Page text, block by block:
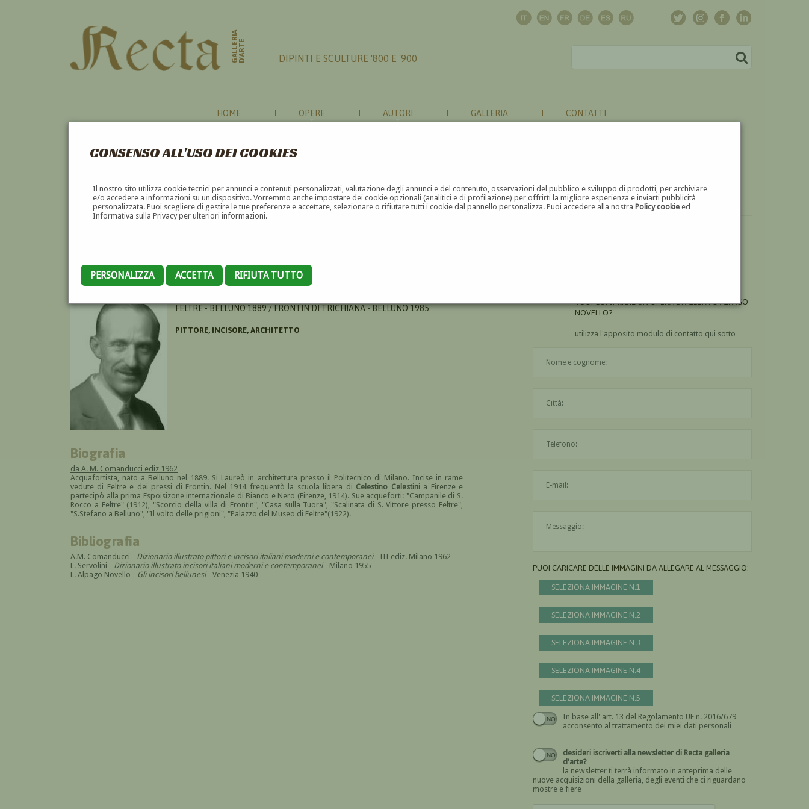
CONSENSO ALL'USO DEI COOKIES
Il nostro sito utilizza cookie tecnici per annunci e contenuti personalizzati, valutazione degli annunci e del contenuto, osservazioni del pubblico e sviluppo di prodotti, per archiviare
e/o accedere a informazioni su un dispositivo. Vorremmo anche impostare dei cookie opzionali (analitici e di profilazione) per offrirti la migliore esperienza e inviarti pubblicità
personalizzata. Puoi scegliere di gestire le tue preferenze e accettare, selezionare o rifiutare tutti i cookie dal pannello personalizza. Puoi accedere alla nostraPolicy cookie ed
Informativa sulla Privacy per ulteriori informazioni.
PERSONALIZZA ACCETTA RIFIUTA TUTTO
GALLERIAD'ARTE DIPINTI E SCULTURE '800 E '900
HOME OPERE AUTORI GALLERIA CONTATTI
ALBERTO ALPAGO NOVELLO
FELTRE - BELLUNO 1889 / FRONTIN DI TRICHIANA - BELLUNO 1985
PITTORE, INCISORE, ARCHITETTO
Biografia
da A. M. Comanducci ediz 1962
Acquafortista, nato a Belluno nel 1889. Si Laureò in architettura presso il Politecnico di Milano. Incise in rame
vedute di Feltre e dei pressi di Frontin. Nel 1914 frequentò la scuola libera di Celestino Celestinia Firenze e
partecipò alla prima Espoisizone internazionale di Bianco e Nero (Firenze, 1914). Sue acqueforti: "Campanile di S.
Rocco a Feltre" (1912), "Scorcio della villa di Frontin", "Casa sulla Tuora", "Scalinata di S. Vittore presso Feltre",
"S.Stefano a Belluno", "Il volto delle prigioni", "Palazzo del Museo di Feltre"(1922).
Bibliografia
A.M. Comanducci - Dizionario illustrato pittori e incisori italiani moderni e contemporanei- III ediz. Milano 1962
L. Servolini - Dizionario illustrato incisori italiani moderni e contemporanei- Milano 1955
L. Alpago Novello - Gli incisori bellunesi- Venezia 1940
VUOICOMPRAREUN'OPERA DI ALBERTO ALPAGO
NOVELLO?
utilizza l'apposito modulo di contatto qui sotto
PUOI CARICARE DELLE IMMAGINI DA ALLEGARE AL MESSAGGIO:
SELEZIONA IMMAGINE N.1
SELEZIONA IMMAGINE N.2
SELEZIONA IMMAGINE N.3
SELEZIONA IMMAGINE N.4
SELEZIONA IMMAGINE N.5
In base all' art. 13 del Regolamento UE n. 2016/679
acconsento al trattamento dei miei dati personali
Devi dare il consenso
desideri iscriverti alla newsletter di Recta galleria
d'arte?
la newsletter ti terrà informato in anteprima delle
nuove acquisizioni della galleria, degli eventi che ci riguardano
mostre e fiere